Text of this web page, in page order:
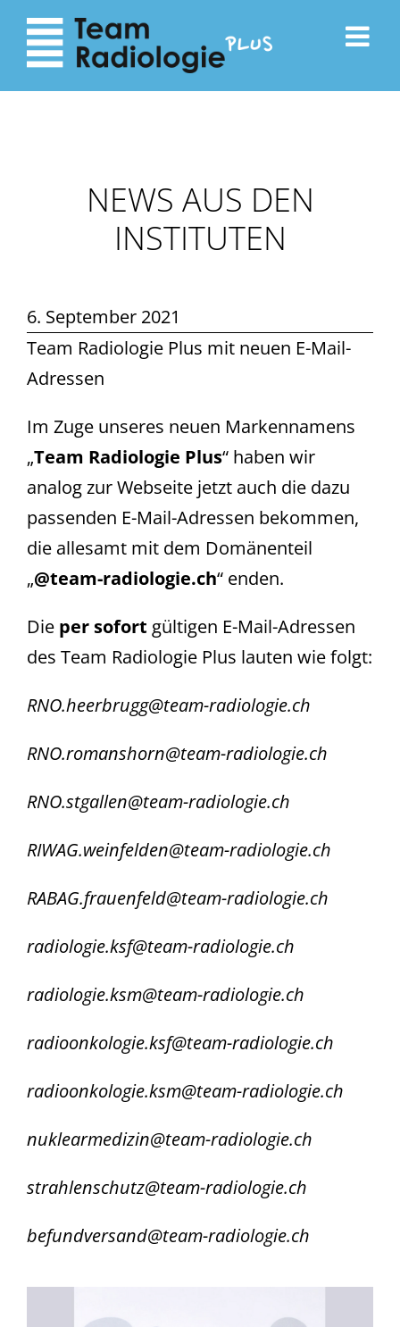
zum
Inhalt
Navigation
NEWS AUS DEN
INSTITUTEN
6. September 2021
Team Radiologie Plus mit neuen E-Mail-
Adressen
Im Zuge unseres neuen Markennamens
„Team Radiologie Plus“ haben wir
analog zur Webseite jetzt auch die dazu
passenden E-Mail-Adressen bekommen,
die allesamt mit dem Domänenteil
„@team-radiologie.ch“ enden.
Die per sofort gültigen E-Mail-Adressen
des Team Radiologie Plus lauten wie folgt:
RNO.heerbrugg@team-radiologie.ch
RNO.romanshorn@team-radiologie.ch
RNO.stgallen@team-radiologie.ch
RIWAG.weinfelden@team-radiologie.ch
RABAG.frauenfeld@team-radiologie.ch
radiologie.ksf@team-radiologie.ch
radiologie.ksm@team-radiologie.ch
radioonkologie.ksf@team-radiologie.ch
radioonkologie.ksm@team-radiologie.ch
nuklearmedizin@team-radiologie.ch
strahlenschutz@team-radiologie.ch
befundversand@team-radiologie.ch